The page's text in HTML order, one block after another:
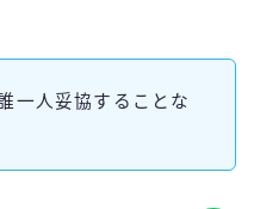
一人妥協することな